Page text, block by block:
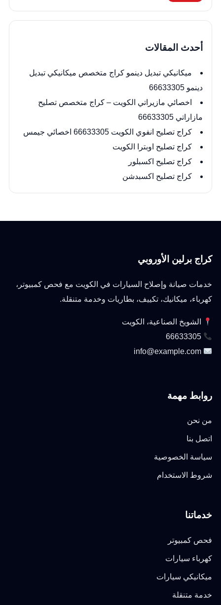
أحدث المقالات
ميكانيكي تبديل دينمو كراج متخصص ميكانيكي تبديل
دينمو 66633305
اخصائي مازيراتي الكويت – كراج متخصص تصليح
مازاراتي 66633305
كراج تصليح انفوي الكويت 66633305 اخصائي جيمس
كراج تصليح اوبترا الكويت
كراج تصليح اكسبلور
كراج تصليح اكسبدشن
كراج برلين الأوروبي
خدمات صيانة وإصلاح السيارات في الكويت مع فحص كمبيوتر،
كهرباء، ميكانيك، تكييف، بطاريات وخدمة متنقلة.
الشويخ الصناعية، الكويت
66633305
info@example.com
روابط مهمة
من نحن
اتصل بنا
سياسة الخصوصية
شروط الاستخدام
خدماتنا
فحص كمبيوتر
كهرباء سيارات
ميكانيكي سيارات
خدمة متنقلة